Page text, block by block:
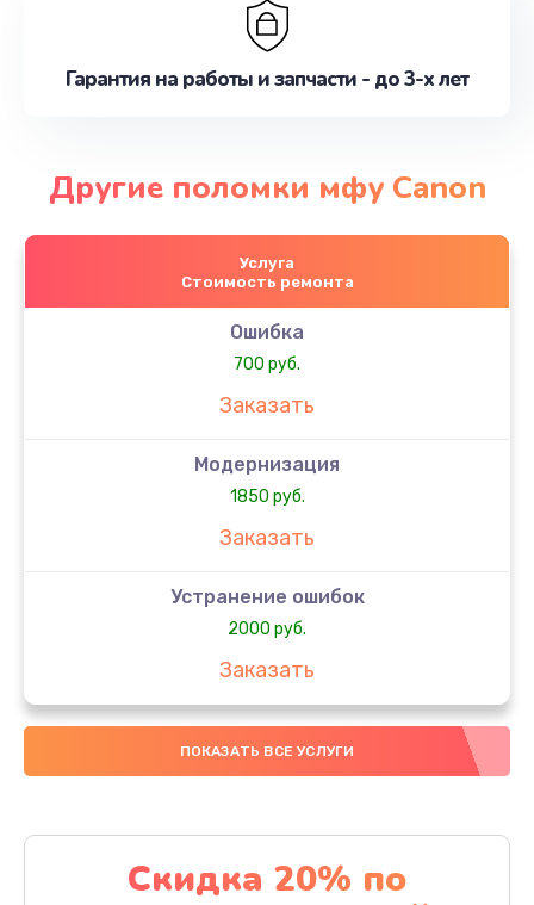
Гарантия на работы и запчасти - до 3-х лет
Другие поломки мфу Canon
Услуга
Стоимость ремонта
Ошибка
700 руб.
Заказать
Модернизация
1850 руб.
Заказать
Устранение ошибок
2000 руб.
Заказать
Ремонт после залития
1730 руб.
Ремонт электроплаты
1320 руб.
ПОКАЗАТЬ ВСЕ УСЛУГИ
Скидка 20% по